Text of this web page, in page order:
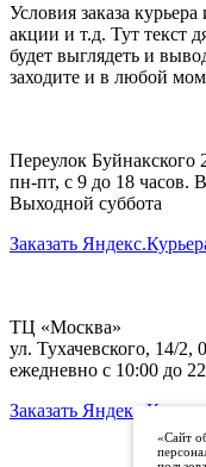
Условия заказа
акции и т.д. Тут текст
будет выглядеть и
заходите и в любой
Переулок Буйнакского
пн-пт, с 9 до 18 часов.
Выходной суббота
Заказать
ТЦ «Москва»
ул. Тухачевского, 14/2,
ежедневно с 10:00 до
Заказать Яндекс.Курьера
«Сайт